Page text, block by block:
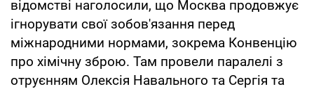
відомстві наголосили, що Москва продовжує
ігнорувати свої зобов'язання перед
міжнародними нормами, зокрема Конвенцію
про хімічну зброю. Там провели паралелі з
отруєнням Олексія Навального та Сергія та